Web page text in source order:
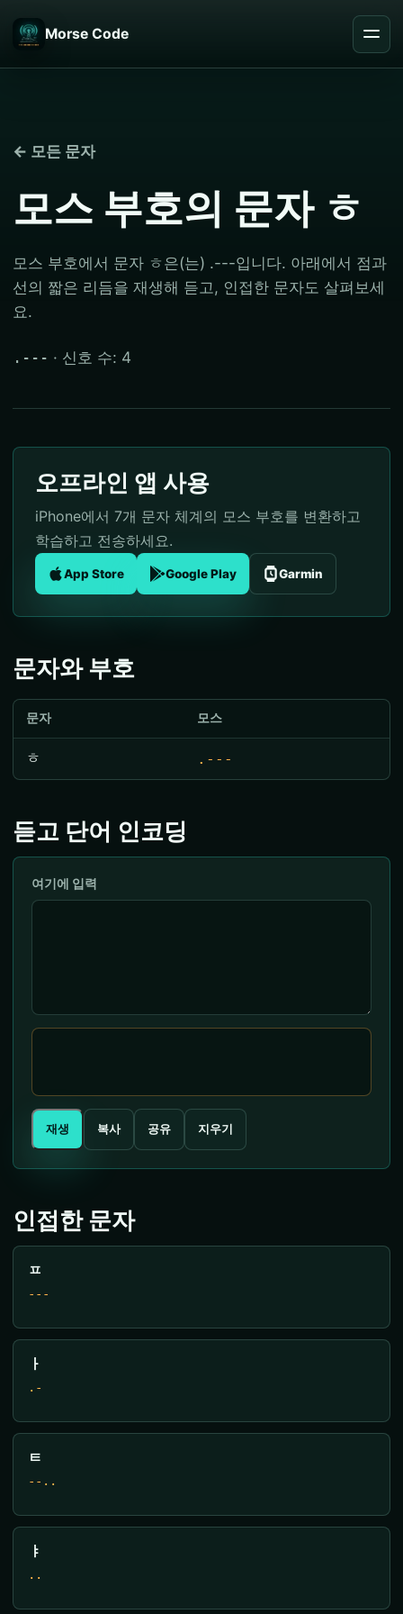
Morse Code
← 모든 문자
모스 부호의 문자 ㅎ
모스 부호에서 문자 ㅎ은(는) .---입니다. 아래에서 점과
선의 짧은 리듬을 재생해 듣고, 인접한 문자도 살펴보세
요.
.--- · 신호 수: 4
오프라인 앱 사용
iPhone에서 7개 문자 체계의 모스 부호를 변환하고
학습하고 전송하세요.
App Store Google Play Garmin
문자와 부호
문자 모스
ㅎ .---
듣고 단어 인코딩
여기에 입력
재생 복사 공유 지우기
인접한 문자
ㅍ
---
ㅏ
.-
ㅌ
--..
ㅑ
..